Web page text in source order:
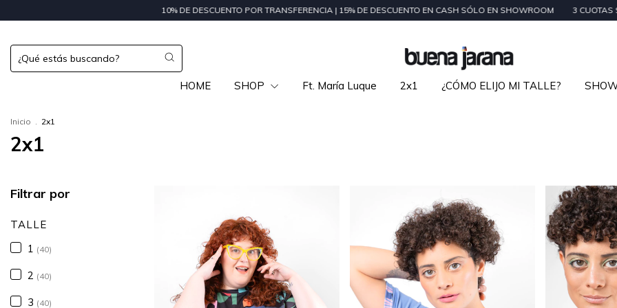
10% DE DESCUENTO POR TRANSFERENCIA | 15% DE DESCUENTO EN CASH SÓLO EN SHOWROOM 3 CUOTAS SIN INTERÉS EN
HOME SHOP Ft. María Luque 2x1 ¿CÓMO ELIJO MI TALLE?
Inicio . 2x1
2x1
Filtrar por
TALLE
1 (40)
2 (40)
3 (40)